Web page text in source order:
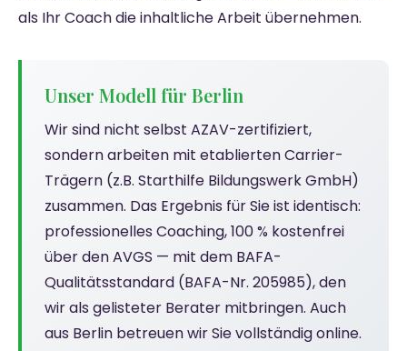
als Ihr Coach die inhaltliche Arbeit übernehmen.
Unser Modell für Berlin
Wir sind nicht selbst AZAV-zertifiziert,
sondern arbeiten mit etablierten Carrier-
Trägern (z.B. Starthilfe Bildungswerk GmbH)
zusammen. Das Ergebnis für Sie ist identisch:
professionelles Coaching, 100 % kostenfrei
über den AVGS — mit dem BAFA-
Qualitätsstandard (BAFA-Nr. 205985), den
wir als gelisteter Berater mitbringen. Auch
aus Berlin betreuen wir Sie vollständig online.